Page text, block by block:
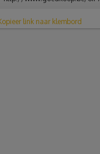
link naar klembord